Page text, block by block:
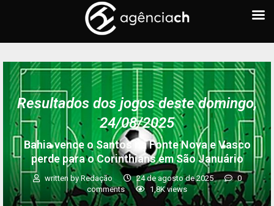
Resultados dos jogos deste domingo,
24/08/2025
Bahia vence o Santos na Fonte Nova e Vasco
perde para o Corinthians em São Januário
written byRedação 24 de agosto de 2025
0
comments
1,8Kviews